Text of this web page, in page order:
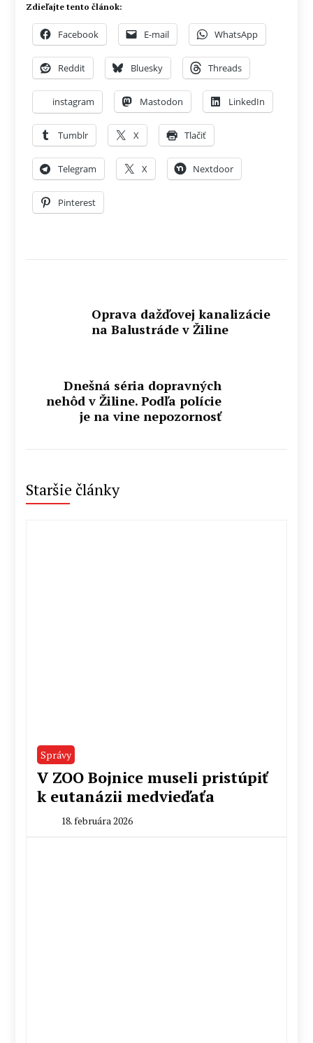
Zdieľajte tento článok:
Facebook E-mail WhatsApp
Reddit Bluesky Threads
instagram Mastodon LinkedIn
Tumblr X Tlačiť
Telegram X Nextdoor
Pinterest
Oprava dažďovej kanalizácie
na Balustráde v Žiline
Dnešná séria dopravných
nehôd v Žiline. Podľa polície
je na vine nepozornosť
Staršie články
Správy
V ZOO Bojnice museli pristúpiť
k eutanázii medvieďaťa
18. februára 2026